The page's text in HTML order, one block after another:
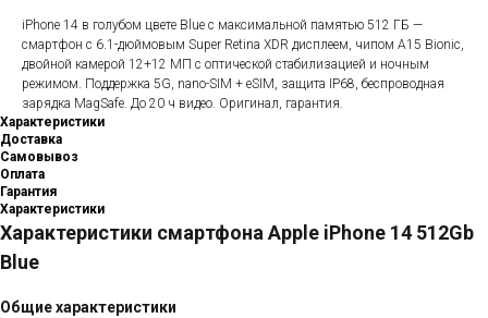
​​​​​​​iPhone 14 в голубом цвете Blue с максимальной памятью 512 ГБ —
смартфон с 6.1-дюймовым Super Retina XDR дисплеем, чипом A15 Bionic,
двойной камерой 12+12 МП с оптической стабилизацией и ночным
режимом. Поддержка 5G, nano-SIM + eSIM, защита IP68, беспроводная
зарядка MagSafe. До 20 ч видео. Оригинал, гарантия.
Характеристики
Доставка
Самовывоз
Оплата
Гарантия
Характеристики
Характеристики смартфона Apple iPhone 14 512Gb
Blue
Общие характеристики